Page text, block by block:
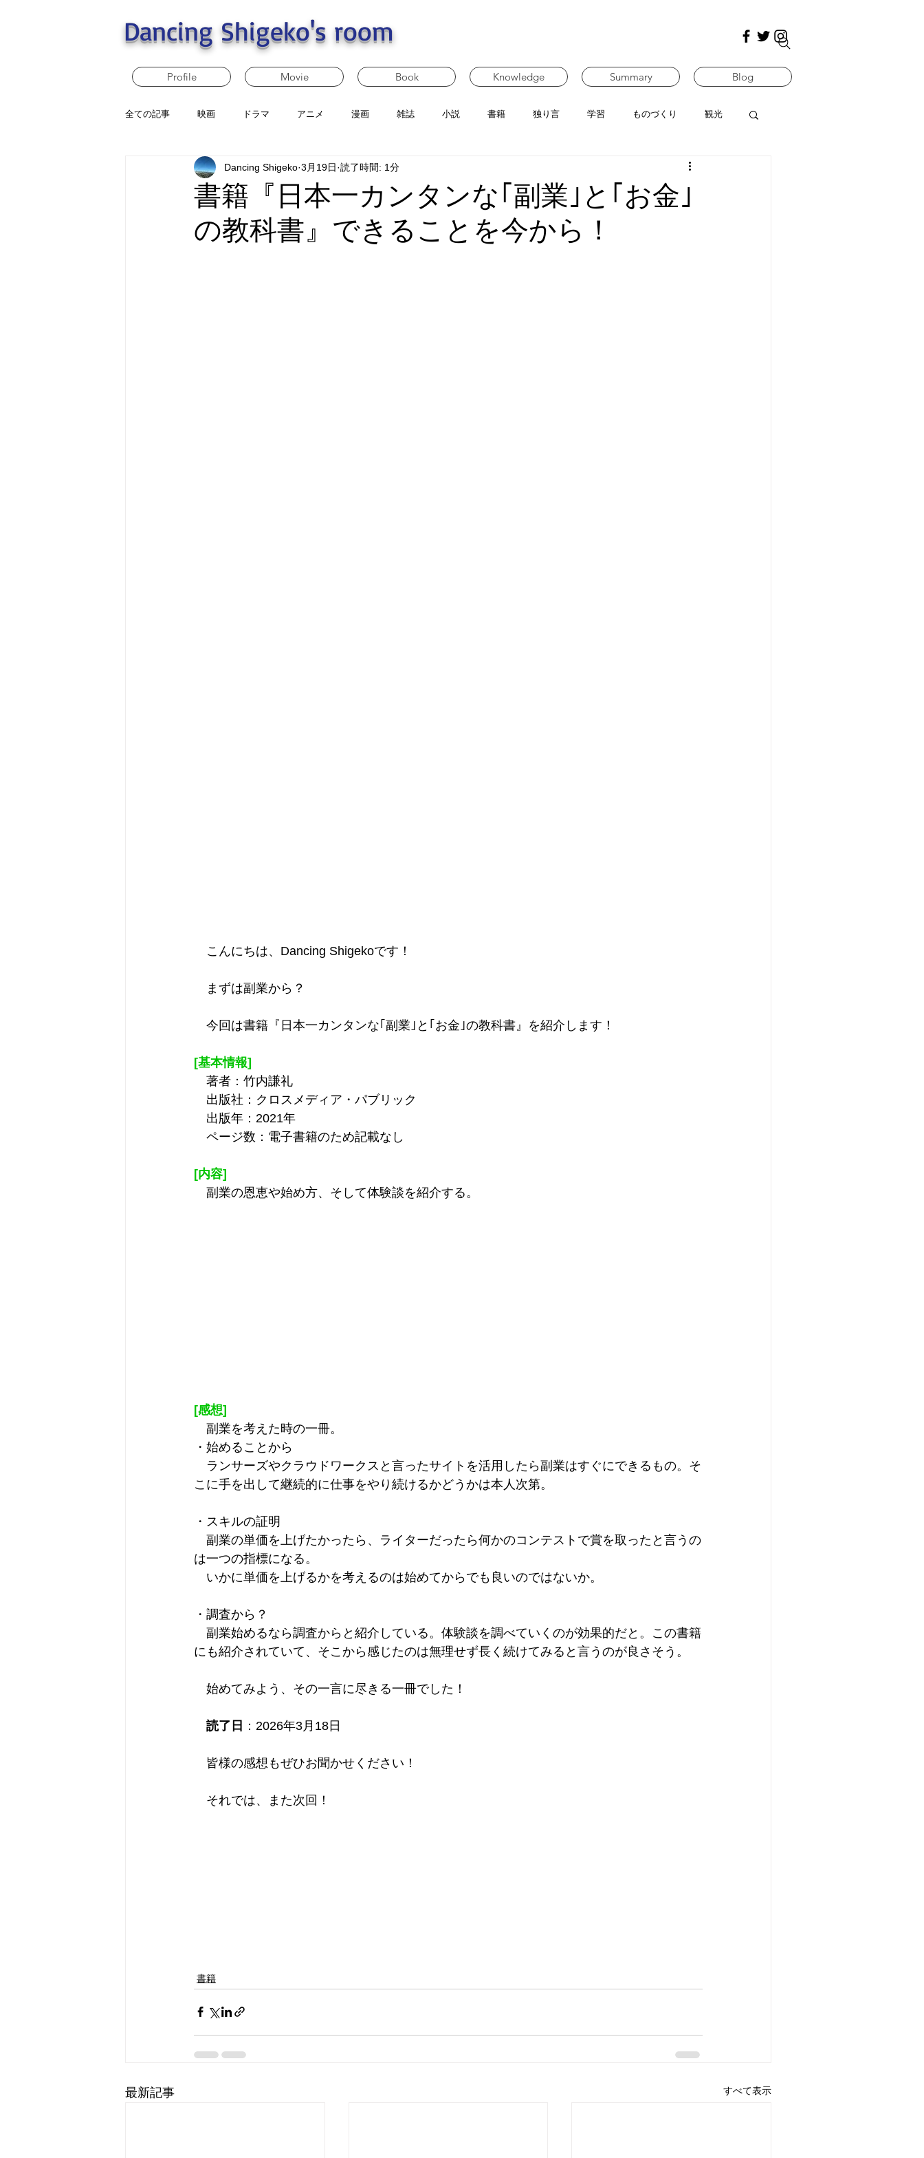
Dancing Shigeko's room
Profile Movie Book Knowledge Summary Blog
全ての記事 映画 ドラマ アニメ 漫画 雑誌 小説 書籍 独り言 学習 ものづくり 観光
書籍『日本一カンタンな｢副業｣と｢お金｣
の教科書』できることを今から！
Dancing Shigeko 3月19日 読了時間: 1分
こんにちは、Dancing Shigekoです！
まずは副業から？
今回は書籍『日本一カンタンな｢副業｣と｢お金｣の教科書』を紹介します！
[基本情報]
著者：竹内謙礼
出版社：クロスメディア・パブリック
出版年：2021年
ページ数：電子書籍のため記載なし
[内容]
副業の恩恵や始め方、そして体験談を紹介する。
[感想]
副業を考えた時の一冊。
・始めることから
ランサーズやクラウドワークスと言ったサイトを活用したら副業はすぐにできるもの。そ
こに手を出して継続的に仕事をやり続けるかどうかは本人次第。
・スキルの証明
副業の単価を上げたかったら、ライターだったら何かのコンテストで賞を取ったと言うの
は一つの指標になる。
いかに単価を上げるかを考えるのは始めてからでも良いのではないか。
・調査から？
副業始めるなら調査からと紹介している。体験談を調べていくのが効果的だと。この書籍
にも紹介されていて、そこから感じたのは無理せず長く続けてみると言うのが良さそう。
始めてみよう、その一言に尽きる一冊でした！
読了日 ：2026年3月18日
皆様の感想もぜひお聞かせください！
それでは、また次回！
書籍
最新記事 すべて表示